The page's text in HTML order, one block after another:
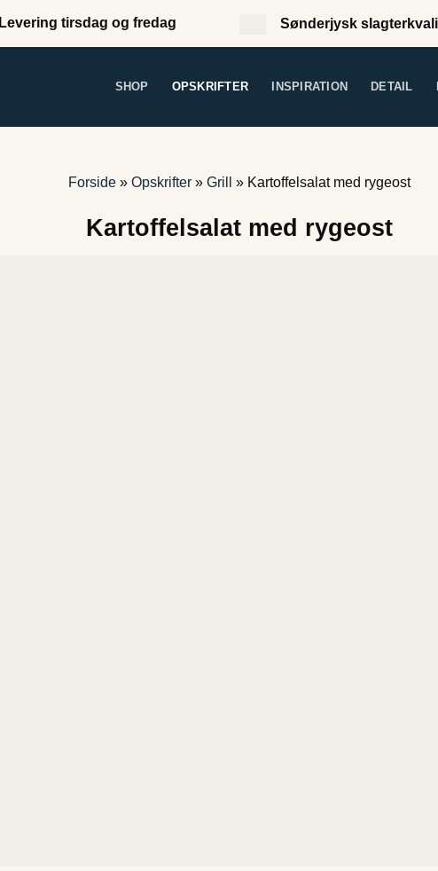
Levering tirsdag og fredag Sønderjysk
SHOP OPSKRIFTER INSPIRATION DETAIL
Forside » Opskrifter » Grill » Kartoffelsalat med rygeost
Kartoffelsalat med rygeost